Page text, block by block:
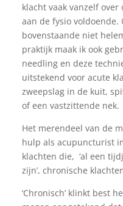
klacht vaak vanzelf over
aan de fysio voldoende.
bovenstaande niet
praktijk maak ik ook
needling en deze
uitstekend voor acute
zweepslag in de kuit,
of een vastzittende nek.
Het merendeel van de
hulp als acupuncturist
klachten die, ‘al een
zijn’, chronische
‘Chronisch’ klinkt best